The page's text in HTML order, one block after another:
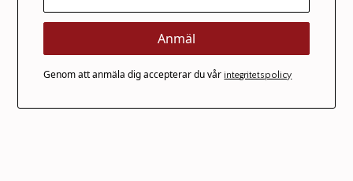
Genom att anmäla dig accepterar du vår integritetspolicy